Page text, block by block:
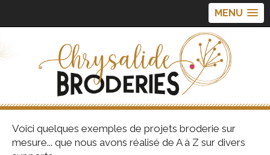
MENU
Voici quelques exemples de projets broderie sur
mesure... que nous avons réalisé de A à Z sur divers